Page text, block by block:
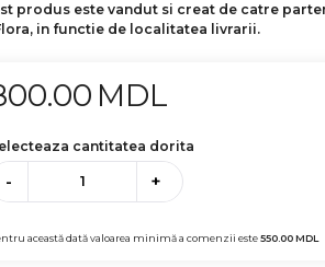
produs este vandut si creat de catre
in functie de localitatea livrarii.
MDL
cantitatea dorita
- +
această dată valoarea minimă a comenzii este550.00MDL